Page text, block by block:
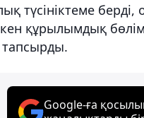
түсініктеме берді,
құрылымдық
тапсырды.
Google-ға